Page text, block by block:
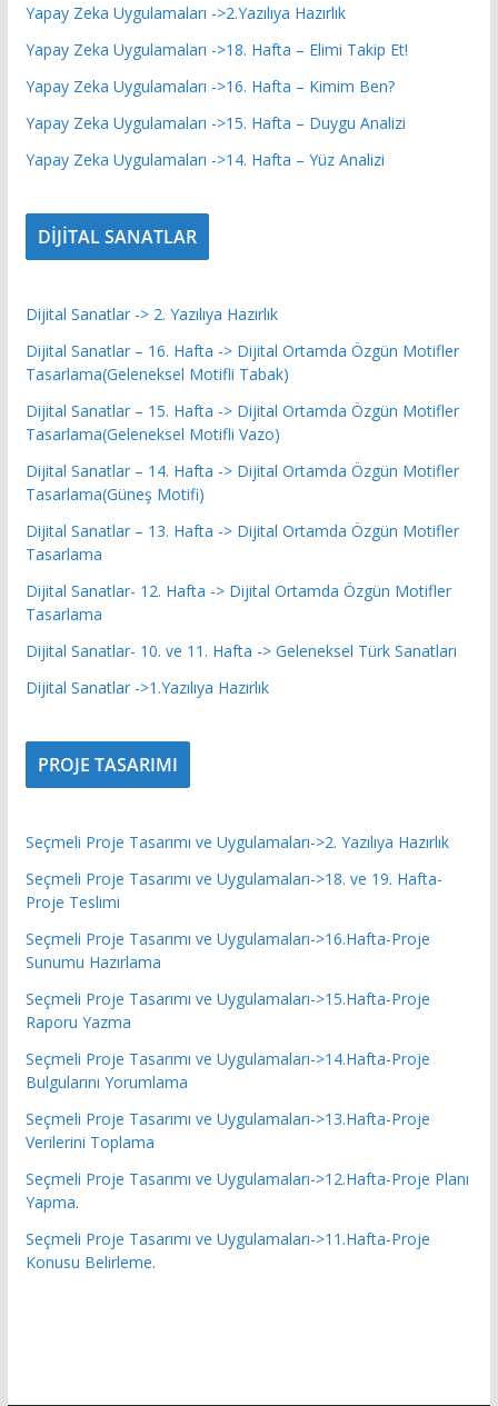
Yapay Zeka Uygulamaları ->2.Yazılıya Hazırlık
Yapay Zeka Uygulamaları ->18. Hafta – Elimi Takip Et!
Yapay Zeka Uygulamaları ->16. Hafta – Kimim Ben?
Yapay Zeka Uygulamaları ->15. Hafta – Duygu Analizi
Yapay Zeka Uygulamaları ->14. Hafta – Yüz Analizi
DİJİTAL SANATLAR
Dijital Sanatlar -> 2. Yazılıya Hazırlık
Dijital Sanatlar – 16. Hafta -> Dijital Ortamda Özgün Motifler
Tasarlama(Geleneksel Motifli Tabak)
Dijital Sanatlar – 15. Hafta -> Dijital Ortamda Özgün Motifler
Tasarlama(Geleneksel Motifli Vazo)
Dijital Sanatlar – 14. Hafta -> Dijital Ortamda Özgün Motifler
Tasarlama(Güneş Motifi)
Dijital Sanatlar – 13. Hafta -> Dijital Ortamda Özgün Motifler
Tasarlama
Dijital Sanatlar- 12. Hafta -> Dijital Ortamda Özgün Motifler
Tasarlama
Dijital Sanatlar- 10. ve 11. Hafta -> Geleneksel Türk Sanatları
Dijital Sanatlar ->1.Yazılıya Hazırlık
PROJE TASARIMI
Seçmeli Proje Tasarımı ve Uygulamaları->2. Yazılıya Hazırlık
Seçmeli Proje Tasarımı ve Uygulamaları->18. ve 19. Hafta-
Proje Teslimi
Seçmeli Proje Tasarımı ve Uygulamaları->16.Hafta-Proje
Sunumu Hazırlama
Seçmeli Proje Tasarımı ve Uygulamaları->15.Hafta-Proje
Raporu Yazma
Seçmeli Proje Tasarımı ve Uygulamaları->14.Hafta-Proje
Bulgularını Yorumlama
Seçmeli Proje Tasarımı ve Uygulamaları->13.Hafta-Proje
Verilerini Toplama
Seçmeli Proje Tasarımı ve Uygulamaları->12.Hafta-Proje Planı
Yapma.
Seçmeli Proje Tasarımı ve Uygulamaları->11.Hafta-Proje
Konusu Belirleme.